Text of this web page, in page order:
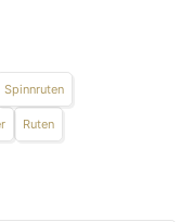
Spinnruten
Ruten